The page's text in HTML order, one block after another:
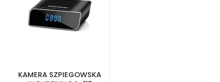
KAMERA SZPIEGOWSKA